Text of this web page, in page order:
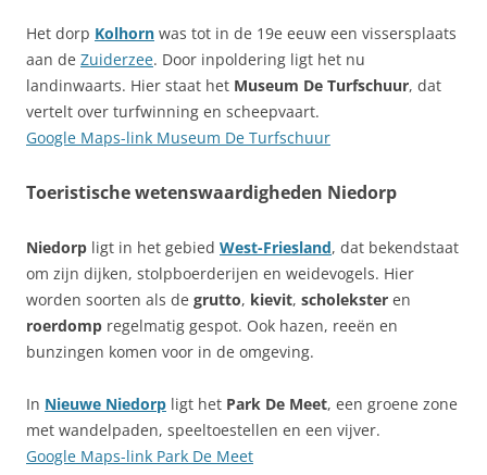
Het dorp Kolhorn was tot in de 19e eeuw een vissersplaats
aan de Zuiderzee. Door inpoldering ligt het nu
landinwaarts. Hier staat het Museum De Turfschuur, dat
vertelt over turfwinning en scheepvaart.
Google Maps-link Museum De Turfschuur
Toeristische wetenswaardigheden Niedorp
Niedorp ligt in het gebied West-Friesland, dat bekendstaat
om zijn dijken, stolpboerderijen en weidevogels. Hier
worden soorten als de grutto, kievit, scholekster en
roerdomp regelmatig gespot. Ook hazen, reeën en
bunzingen komen voor in de omgeving.
In Nieuwe Niedorp ligt het Park De Meet, een groene zone
met wandelpaden, speeltoestellen en een vijver.
Google Maps-link Park De Meet